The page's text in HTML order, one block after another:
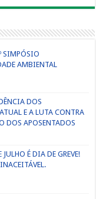
SIMPÓSIO
AMBIENTAL
DOS
E A LUTA CONTRA
DOS APOSENTADOS
É DIA DE GREVE!